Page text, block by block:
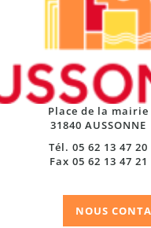
Place de la mairie
31840 AUSSONNE
Tél. 05 62 13 47 20
Fax 05 62 13 47 21
NOUS